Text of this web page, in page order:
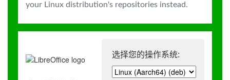
your Linux distribution's repositories instead.
选择您的操作系统: